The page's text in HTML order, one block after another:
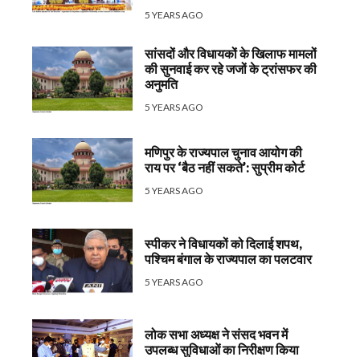
5 YEARS AGO
सांसदों और विधायकों के खिलाफ मामलों
की सुनवाई कर रहे जजों के ट्रांसफर की
अनुमति
5 YEARS AGO
मणिपुर के राज्यपाल चुनाव आयोग की
राय पर ‘बैठ नहीं सकते’: सुप्रीम कोर्ट
5 YEARS AGO
स्पीकर ने विधायकों को दिलाई शपथ,
पश्चिम बंगाल के राज्यपाल का पलटवार
5 YEARS AGO
लोक सभा अध्यक्ष ने संसद भवन में
उपलब्ध सुविधाओं का निरीक्षण किया